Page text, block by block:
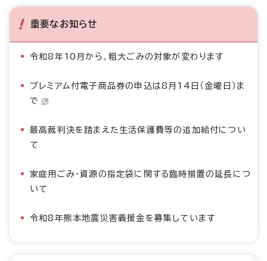
重要なお知らせ
令和8年10月から、粗大ごみの対象が変わります
プレミアム付電子商品券の申込は8月14日（金曜日）ま
で
最高裁判決を踏まえた生活保護費等の追加給付につい
て
家庭用ごみ・資源の指定袋に関する臨時措置の延長につ
いて
令和8年熊本地震災害義援金を募集しています